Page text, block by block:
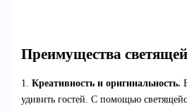
Преимущества
1. Креативность и оригинальность.
удивить гостей. С помощью